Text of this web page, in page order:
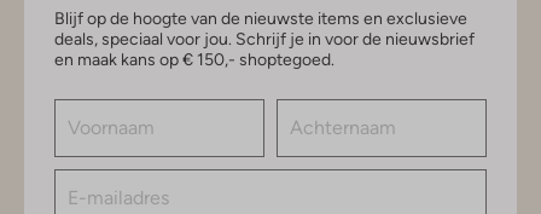
Blijf op de hoogte van de nieuwste items en exclusieve
deals, speciaal voor jou. Schrijf je in voor de nieuwsbrief
en maak kans op € 150,- shoptegoed.